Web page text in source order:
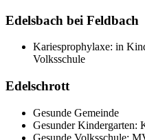
Edelsbach bei Feldbach
Kariesprophylaxe: in
Volksschule
Edelschrott
Gesunde Gemeinde
Gesunder Kindergarten:
Gesunde Volksschule: